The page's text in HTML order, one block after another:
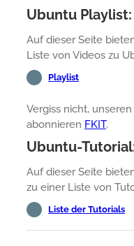
Ubuntu Playlist:
Auf dieser Seite
Liste von Videos zu
Playlist
Vergiss nicht,
abonnieren FKIT.
Ubuntu-
Auf dieser Seite
zu einer Liste von
Liste der Tutorials